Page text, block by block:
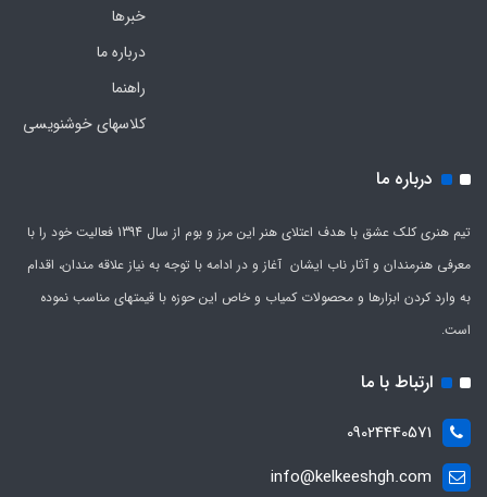
خبرها
درباره ما
راهنما
کلاسهای خوشنویسی
درباره ما
تیم هنری کلک عشق با هدف اعتلای هنر این مرز و بوم از سال 1394 فعالیت خود را با
معرفی هنرمندان و آثار ناب ایشان آغاز و در ادامه با توجه به نیاز علاقه مندان، اقدام
به وارد کردن ابزارها و محصولات کمیاب و خاص این حوزه با قیمتهای مناسب نموده
است.
ارتباط با ما
09024440571
info@kelkeeshgh.com